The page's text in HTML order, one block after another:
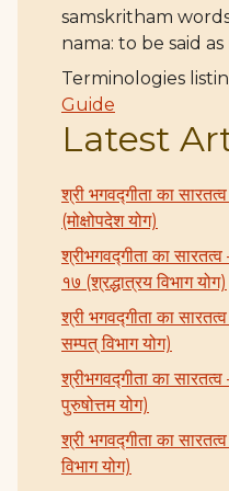
samskritham
nama: to be said
Terminologies
Guide
Latest
श्री भगवद्गीता का
(मोक्षोपदेश योग)
श्रीभगवद्गीता का
१७ (श्रद्धात्रय विभाग योग)
श्री भगवद्गीता का
सम्पत् विभाग योग)
श्रीभगवद्गीता का
पुरुषोत्तम योग)
श्री भगवद्गीता का
विभाग योग)